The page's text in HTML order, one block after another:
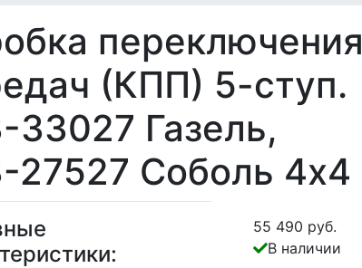
переключения
(КПП) 5-ступ.
33027 Газель,
27527 Соболь 4х4
55 490 руб.
В наличии